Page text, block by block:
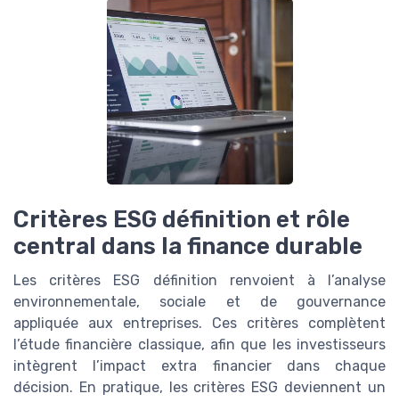
Critères ESG définition et rôle
central dans la finance durable
Les critères ESG définition renvoient à l’analyse
environnementale, sociale et de gouvernance
appliquée aux entreprises. Ces critères complètent
l’étude financière classique, afin que les investisseurs
intègrent l’impact extra financier dans chaque
décision. En pratique, les critères ESG deviennent un